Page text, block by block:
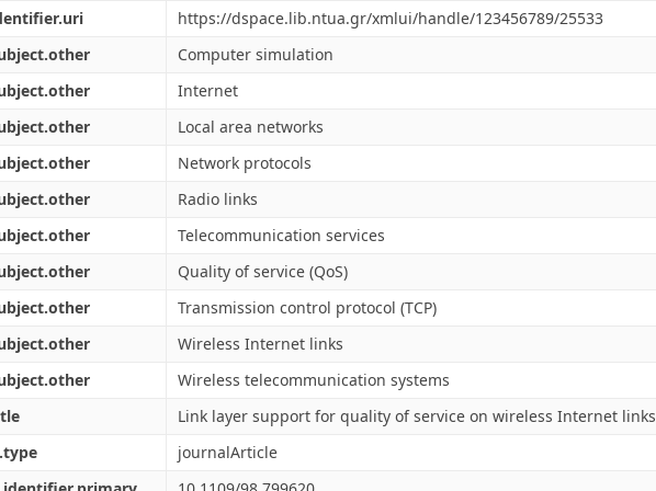
https://dspace.lib.ntua.gr/xmlui/handle/123456789/25533
Computer simulation
Internet
Local area networks
Network protocols
Radio links
Telecommunication services
Quality of service (QoS)
Transmission control protocol (TCP)
Wireless Internet links
Wireless telecommunication systems
Link layer support for quality of service on wireless Internet links
journalArticle